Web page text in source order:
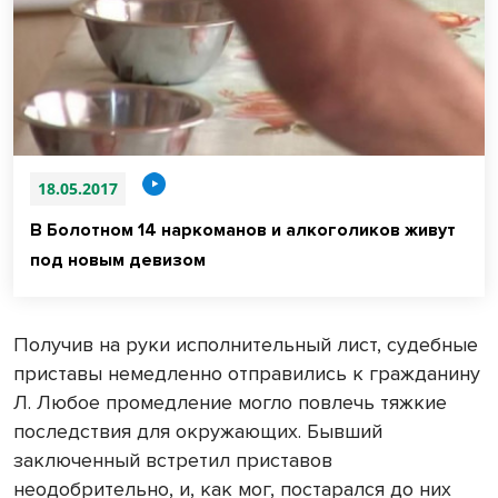
18.05.2017
В Болотном 14 наркоманов и алкоголиков живут
под новым девизом
Получив на руки исполнительный лист, судебные
приставы немедленно отправились к гражданину
Л. Любое промедление могло повлечь тяжкие
последствия для окружающих. Бывший
заключенный встретил приставов
неодобрительно, и, как мог, постарался до них